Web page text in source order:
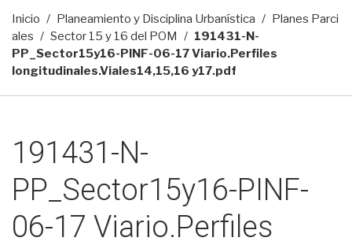
Inicio Planeamiento y Disciplina Urbanística
Planes Parci
ales
Sector 15 y 16 del POM
191431-N-
PP_Sector15y16-PINF-06-17 Viario.Perfiles
longitudinales.Viales14,15,16 y17.pdf
191431-N-
PP_Sector15y16-PINF-
06-17 Viario.Perfiles